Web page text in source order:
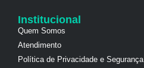
Institucional
Quem Somos
Atendimento
Política de Privacidade e Segurança